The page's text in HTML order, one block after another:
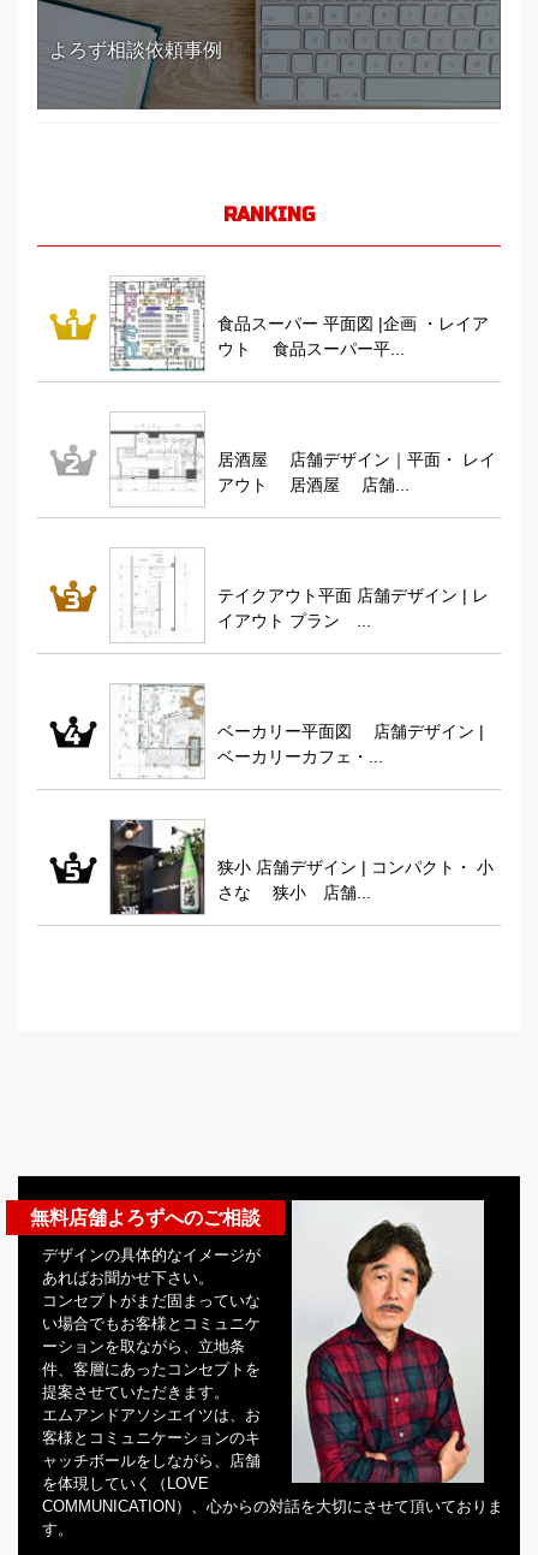
よろず相談依頼事例
RANKING
食品スーパー 平面図 |企画 ・レイア
ウト 食品スーパー平...
居酒屋 店舗デザイン｜平面・ レイ
アウト 居酒屋 店舗...
テイクアウト平面 店舗デザイン | レ
イアウト プラン ...
ベーカリー平面図 店舗デザイン |
ベーカリーカフェ・...
狭小 店舗デザイン | コンパクト・ 小
さな 狭小 店舗...
無料店舗よろずへのご相談
デザインの具体的なイメージが
あればお聞かせ下さい。
コンセプトがまだ固まっていな
い場合でもお客様とコミュニケ
ーションを取ながら、立地条
件、客層にあったコンセプトを
提案させていただきます。
エムアンドアソシエイツは、お
客様とコミュニケーションのキ
ャッチボールをしながら、店舗
を体現していく（LOVE
COMMUNICATION）、心からの対話を大切にさせて頂いておりま
す。